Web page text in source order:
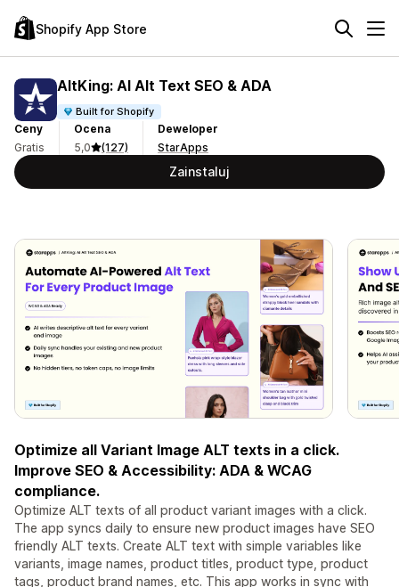
Shopify App Store
AltKing: AI Alt Text SEO & ADA
Built for Shopify
Ceny
Gratis
Ocena
5,0
(127)
Deweloper
StarApps
Zainstaluj
Optimize all Variant Image ALT texts in a click.
Improve SEO & Accessibility: ADA & WCAG
compliance.
Optimize ALT texts of all product variant images with a click.
The app syncs daily to ensure new product images have SEO
friendly ALT texts. Create ALT text with simple variables like
variants, image names, product titles, product type, product
tags, product brand names, etc. This app works in sync with